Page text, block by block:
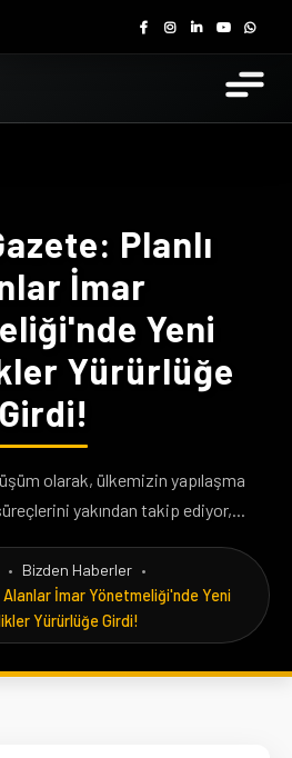
Planlı
İmar
Yeni
Yürürlüğe
Girdi!
olarak, ülkemizin yapılaşma
yakından takip ediyor,...
• Bizden Haberler •
İmar Yönetmeliği'nde Yeni
Yürürlüğe Girdi!